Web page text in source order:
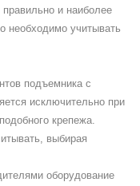
и наиболее
необходимо учитывать
подъемника с
исключительно при
крепежа.
выбирая
оборудование